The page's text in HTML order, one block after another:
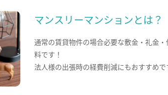
マンスリーマンションとは？
通常の賃貸物件の場合必要な敷金・礼金
料です！
法人様の出張時の経費削減にもおすすめで